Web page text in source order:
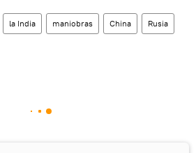
la India maniobras China Rusia